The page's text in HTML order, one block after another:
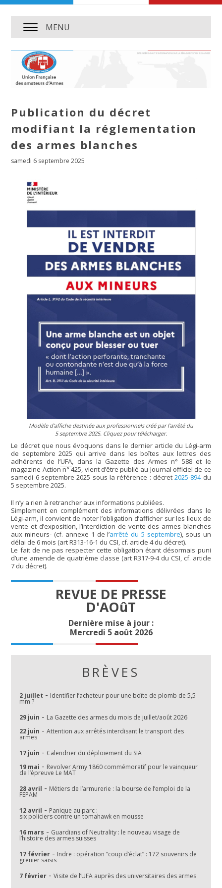
MENU
Publication du décret
modifiant la réglementation
des armes blanches
samedi 6 septembre 2025
Modèle d’affiche destinée aux professionnels créé par l’arrêté du
5 septembre 2025. Cliquez pour télécharger.
Le décret que nous évoquons dans le dernier article du Légi-arm
de septembre 2025 qui arrive dans les boîtes aux lettres des
adhérents de l’UFA, dans la Gazette des Armes n° 588 et le
magazine Action n° 425, vient d’être publié au Journal officiel de ce
samedi 6 septembre 2025 sous la référence : décret2025-894du
5 septembre 2025.
Il n’y a rien à retrancher aux informations publiées.
Simplement en complément des informations délivrées dans le
Légi-arm, il convient de noter l’obligation d’afficher sur les lieux de
vente et d’exposition, l’interdiction de vente des armes blanches
aux mineurs- (cf. annexe 1 de l’arrêté du 5 septembre), sous un
délai de 6 mois (art R313-16-1 du CSI, cf. article 4 du décret).
Le fait de ne pas respecter cette obligation étant désormais puni
d’une amende de quatrième classe (art R317-9-4 du CSI, cf. article
7 du décret).
REVUE DE PRESSE
D'AOûT
Dernière mise à jour :
Mercredi 5 août 2026
BRÈVES
2 juillet - Identifier l’acheteur pour une boîte de plomb de 5,5
mm ?
29 juin - La Gazette des armes du mois de juillet/août 2026
22 juin -Attention aux arrêtés interdisant le transport des
armes
17 juin - Calendrier du déploiement du SIA
19 mai - Revolver Army 1860 commémoratif pour le vainqueur
de l’épreuve Le MAT
28 avril - Métiers de l’armurerie : la bourse de l’emploi de la
FEPAM
12 avril - Panique au parc :
six policiers contre un tomahawk en mousse
16 mars - Guardians of Neutrality : le nouveau visage de
l’histoire des armes suisses
17 février - Indre : opération “coup d’éclat” : 172 souvenirs de
grenier saisis
7 février -Visite de l’UFA auprès des universitaires des armes